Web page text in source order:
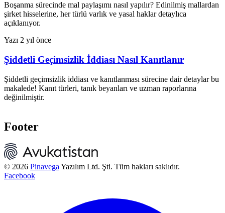
Boşanma sürecinde mal paylaşımı nasıl yapılır? Edinilmiş mallardan
şirket hisselerine, her türlü varlık ve yasal haklar detaylıca
açıklanıyor.
Yazı 2 yıl önce
Şiddetli Geçimsizlik İddiası Nasıl Kanıtlanır
Şiddetli geçimsizlik iddiası ve kanıtlanması sürecine dair detaylar bu
makalede! Kanıt türleri, tanık beyanları ve uzman raporlarına
değinilmiştir.
Footer
© 2026 PinavegaYazılım Ltd. Şti. Tüm hakları saklıdır.
Facebook